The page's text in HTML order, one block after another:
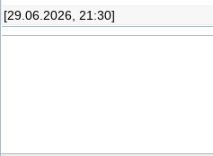
[29.06.2026, 21:30]